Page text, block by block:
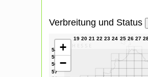
Verbreitung und Status
+
−